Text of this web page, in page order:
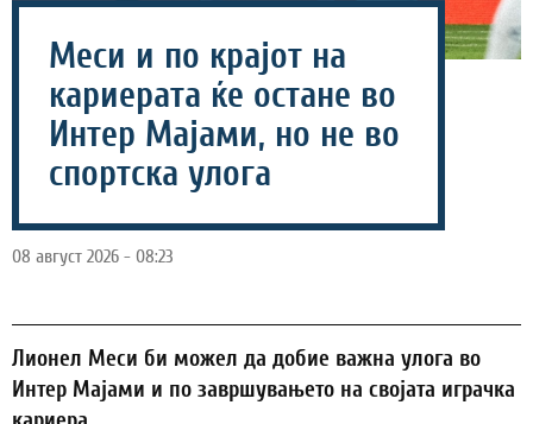
Меси и по крајот на
кариерата ќе остане во
Интер Мајами, но не во
спортска улога
08 август 2026 - 08:23
Лионел Меси би можел да добие важна улога во
Интер Мајами и по завршувањето на својата играчка